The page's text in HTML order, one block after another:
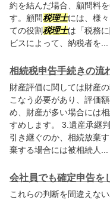
約を結んだ場合、顧問料
す。顧問税理士には、様
ての役割税理士は「税務
ビスによって、納税者を...
相続税申告手続きの流
財産評価に関しては財産
こなう必要があり、評価
め、財産が多い場合には
すめします。 3.遺産承継
引き継ぐのか、相続放棄
棄する場合には被相続人...
会社員でも確定申告を
これらの判断を間違えな